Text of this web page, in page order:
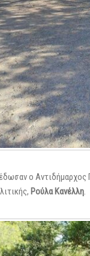
ο Αντιδήμαρχος
Ρούλα Κανέλλη.